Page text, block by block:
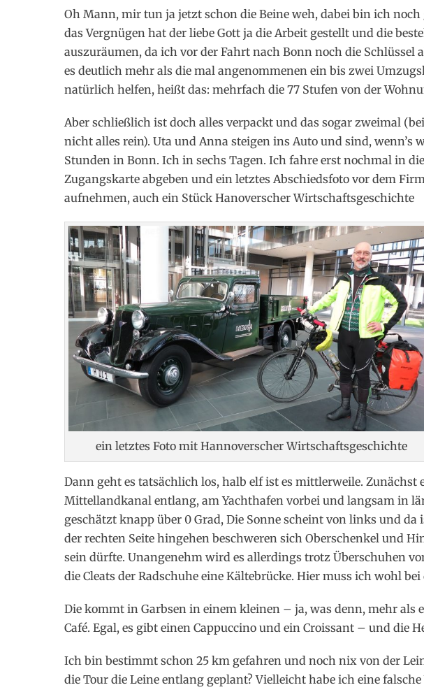
Oh Mann, mir tun ja jetzt schon die Beine weh, dabei bin ich
das Vergnügen hat der liebe Gott ja die Arbeit gestellt und die
auszuräumen, da ich vor der Fahrt nach Bonn noch die Schlüssel
es deutlich mehr als die mal angenommenen ein bis zwei
natürlich helfen, heißt das: mehrfach die 77 Stufen von der
Aber schließlich ist doch alles verpackt und das sogar zweimal
nicht alles rein). Uta und Anna steigen ins Auto und sind, wenn’s
Stunden in Bonn. Ich in sechs Tagen. Ich fahre erst nochmal in
Zugangskarte abgeben und ein letztes Abschiedsfoto vor dem
aufnehmen, auch ein Stück Hanoverscher Wirtschaftsgeschichte
ein letztes Foto mit Hannoverscher Wirtschaftsgeschichte
Dann geht es tatsächlich los, halb elf ist es mittlerweile. Zunächst
Mittellandkanal entlang, am Yachthafen vorbei und langsam in
geschätzt knapp über 0 Grad, Die Sonne scheint von links und da
der rechten Seite hingehen beschweren sich Oberschenkel und
sein dürfte. Unangenehm wird es allerdings trotz Überschuhen
die Cleats der Radschuhe eine Kältebrücke. Hier muss ich wohl
Die kommt in Garbsen in einem kleinen – ja, was denn, mehr als
Café. Egal, es gibt einen Cappuccino und ein Croissant – und die
Ich bin bestimmt schon 25 km gefahren und noch nix von der
die Tour die Leine entlang geplant? Vielleicht habe ich eine falsche